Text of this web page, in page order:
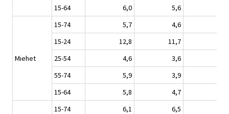
15-64
6,0 5,6
Miehet
15-74 5,7 4,6
15-24
12,8 11,7
25-54
4,6 3,6
55-74
5,9 3,9
15-64
5,8 4,7
15-74 6,1 6,5